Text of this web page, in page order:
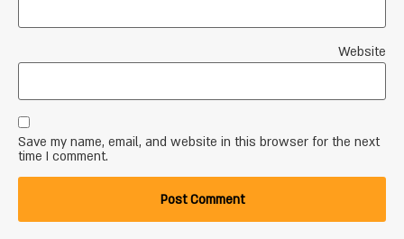
Website
Save my name, email, and website in this browser for the next
time I comment.